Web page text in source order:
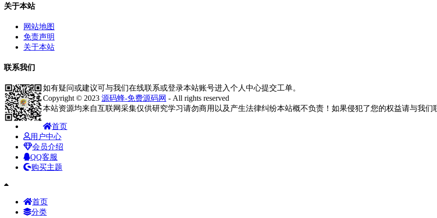
关于本站
网站地图
免责声明
关于本站
联系我们
如有疑问或建议可与我们在线联系或登录本站账号进入个人中心提交工单。
Copyright © 2023 源码蜂-免费源码网 - All rights reserved
本站资源均来自互联网采集仅供研究学习请勿商用以及产生法律纠纷本站概不负责！如果侵犯了您的权益请与我们
首页
用户中心
会员介绍
QQ客服
购买主题
首页
分类